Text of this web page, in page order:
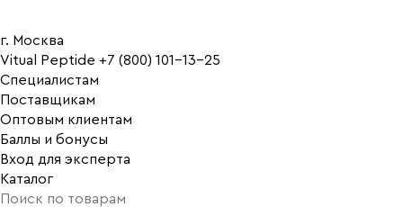
г. Москва
Vitual Peptide +7 (800) 101-13-25
Специалистам
Поставщикам
Оптовым клиентам
Баллы и бонусы
Вход для эксперта
Каталог